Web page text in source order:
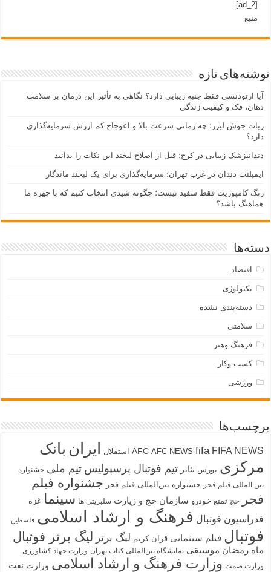
[ad_2]
منبع
نوشته‌های تازه
آیا ارتودنسی فقط جنبه زیبایی دارد؟ نگاهی به تأثیر این درمان بر سلامت
دهان، فک و کیفیت زندگی
ربات جوش لیزر؛ چه زمانی سرعت بالا و اعوجاج کم ارزش سرمایه‌گذاری
دارد؟
دندانپزشک زیبایی در کرج؛ قبل از اصلاح لبخند این نکات را بدانید
ایمپلنت دندان در غرب تهران؛ سرمایه‌گذاری برای یک لبخند ماندگار
رنگ کامپوزیت فقط سفید نیست؛ چگونه شیدی انتخاب کنیم که با چهره ما
هماهنگ باشد؟
دسته‌ها
اقتصاد
تکنولوژی
دسته‌بندی نشده
سلامتی
فرهنگ وهنر
کسب وکار
ورزشی
برچسب‌ها
AFC AFC NEWS fifa FIFA NEWS استقلال ایران بانک
مرکزی بورس تئاتر تیم فوتبال پرسپولیس تیم ملی جشنواره
بین المللی فیلم فجر جشنواره بین‌المللی فیلم فجر جشنواره فیلم
فجر
حج تمتع خودرو سازمان حج و زیارت سلبریتی ها سینما غزه
فدراسیون فوتبال فرهنگ و ارشاد اسلامی فلسطین
فوتبال فیلم سینمایی قرآن کریم لیگ برتر لیگ برتر فوتبال
ماه رمضان موسیقی نمایشگاه بین‌المللی کتاب تهران وزارت جهاد کشاورزی
وزارت صمت وزارت فرهنگ و ارشاد اسلامی وزارت نفت